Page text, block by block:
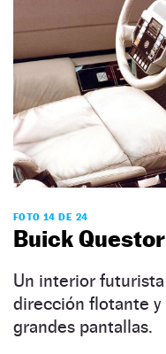
FOTO 14 DE 24
Buick
Un interior
dirección flotante y
grandes pantallas.